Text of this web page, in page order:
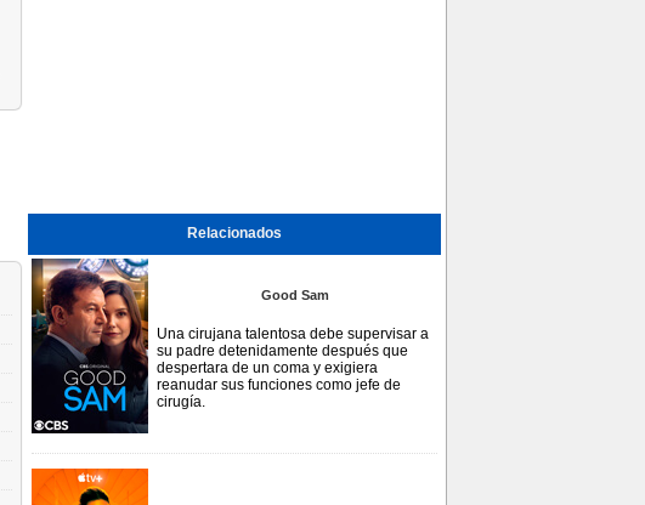
Relacionados
Good Sam
Una cirujana talentosa debe supervisar a
su padre detenidamente después que
despertara de un coma y exigiera
reanudar sus funciones como jefe de
cirugía.